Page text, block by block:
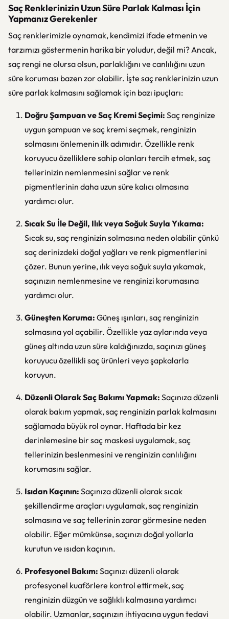
Saç Renklerinizin Uzun Süre Parlak Kalması İçin
Yapmanız Gerekenler
Saç renklerimizle oynamak, kendimizi ifade etmenin ve
tarzımızı göstermenin harika bir yoludur, değil mi? Ancak,
saç rengi ne olursa olsun, parlaklığını ve canlılığını uzun
süre koruması bazen zor olabilir. İşte saç renklerinizin uzun
süre parlak kalmasını sağlamak için bazı ipuçları:
Doğru Şampuan ve Saç Kremi Seçimi: Saç renginize
uygun şampuan ve saç kremi seçmek, renginizin
solmasını önlemenin ilk adımıdır. Özellikle renk
koruyucu özelliklere sahip olanları tercih etmek, saç
tellerinizin nemlenmesini sağlar ve renk
pigmentlerinin daha uzun süre kalıcı olmasına
yardımcı olur.
Sıcak Su İle Değil, Ilık veya Soğuk Suyla Yıkama:
Sıcak su, saç renginizin solmasına neden olabilir çünkü
saç derinizdeki doğal yağları ve renk pigmentlerini
çözer. Bunun yerine, ılık veya soğuk suyla yıkamak,
saçınızın nemlenmesine ve renginizi korumasına
yardımcı olur.
Güneşten Koruma: Güneş ışınları, saç renginizin
solmasına yol açabilir. Özellikle yaz aylarında veya
güneş altında uzun süre kaldığınızda, saçınızı güneş
koruyucu özellikli saç ürünleri veya şapkalarla
koruyun.
Düzenli Olarak Saç Bakımı Yapmak: Saçınıza düzenli
olarak bakım yapmak, saç renginizin parlak kalmasını
sağlamada büyük rol oynar. Haftada bir kez
derinlemesine bir saç maskesi uygulamak, saç
tellerinizin beslenmesini ve renginizin canlılığını
korumasını sağlar.
Isıdan Kaçının: Saçınıza düzenli olarak sıcak
şekillendirme araçları uygulamak, saç renginizin
solmasına ve saç tellerinin zarar görmesine neden
olabilir. Eğer mümkünse, saçınızı doğal yollarla
kurutun ve ısıdan kaçının.
Profesyonel Bakım: Saçınızı düzenli olarak
profesyonel kuaförlere kontrol ettirmek, saç
renginizin düzgün ve sağlıklı kalmasına yardımcı
olabilir. Uzmanlar, saçınızın ihtiyacına uygun tedavi